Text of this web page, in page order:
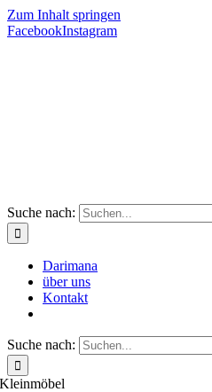
Zum Inhalt springen
FacebookInstagram
Suche nach:
Darimana
über uns
Kontakt
Suche nach:
Kleinmöbel